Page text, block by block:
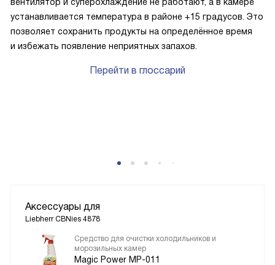
устанавливается температура в районе +15 градусов. Это
позволяет сохранить продукты на определённое время
и избежать появление неприятных запахов.
Перейти в глоссарий
Аксессуары для
Liebherr CBNies 4878
Средство для очистки холодильников и
морозильных камер
Magic Power MP-011